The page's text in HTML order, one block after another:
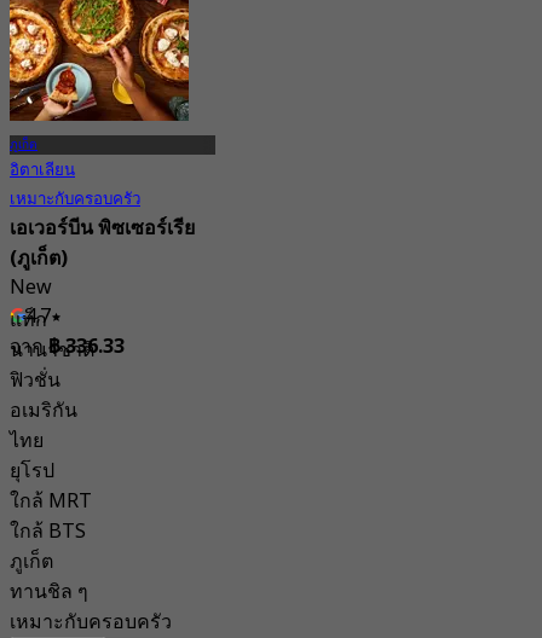
ภูเก็ต
อิตาเลียน
เหมาะกับครอบครัว
เอเวอร์บีน พิซเซอร์เรีย
(ภูเก็ต)
New
4.7
จาก฿ 336.33
แท็ก
นานาชาติ
ฟิวชั่น
อเมริกัน
ไทย
ยุโรป
ใกล้ MRT
ใกล้ BTS
ภูเก็ต
ทานชิล ๆ
เหมาะกับครอบครัว